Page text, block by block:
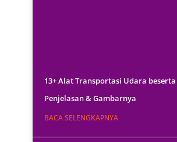
13+ Alat Transportasi Udara beserta
Penjelasan & Gambarnya
BACA SELENGKAPNYA